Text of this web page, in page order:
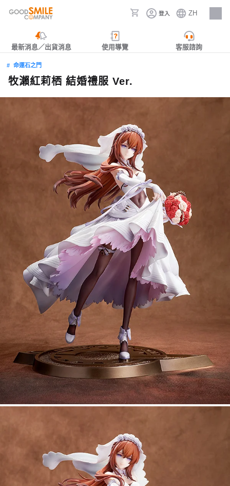
登入 ZH
人才招募
最新消息／出貨消息 使用導覽 客服諮詢
命運石之門
牧瀨紅莉栖 結婚禮服 Ver.